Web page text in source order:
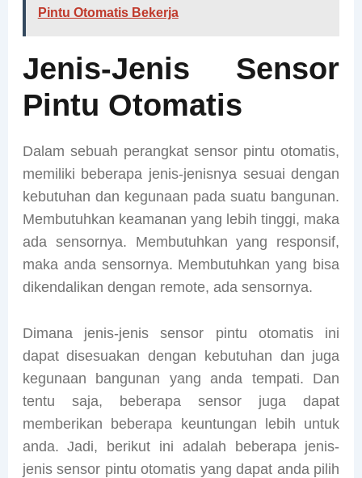
Pintu Otomatis Bekerja
Jenis-Jenis Sensor
Pintu Otomatis
Dalam sebuah perangkat sensor pintu otomatis,
memiliki beberapa jenis-jenisnya sesuai dengan
kebutuhan dan kegunaan pada suatu bangunan.
Membutuhkan keamanan yang lebih tinggi, maka
ada sensornya. Membutuhkan yang responsif,
maka anda sensornya. Membutuhkan yang bisa
dikendalikan dengan remote, ada sensornya.
Dimana jenis-jenis sensor pintu otomatis ini
dapat disesuakan dengan kebutuhan dan juga
kegunaan bangunan yang anda tempati. Dan
tentu saja, beberapa sensor juga dapat
memberikan beberapa keuntungan lebih untuk
anda. Jadi, berikut ini adalah beberapa jenis-
jenis sensor pintu otomatis yang dapat anda pilih